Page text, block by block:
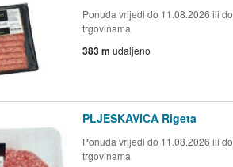
Ponuda vrijedi do 11.08.2026 ili
trgovinama
383 m udaljeno
PLJESKAVICA Rigeta
Ponuda vrijedi do 11.08.2026 ili
trgovinama